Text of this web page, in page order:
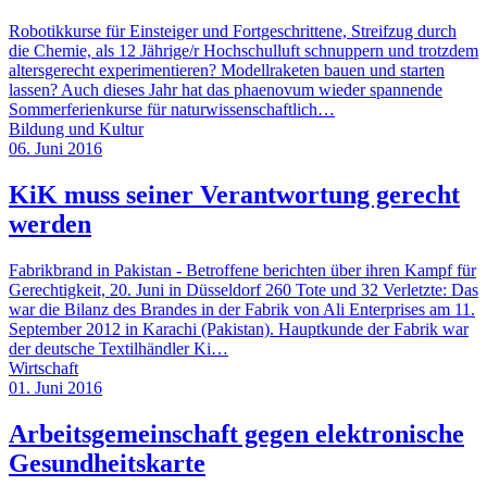
Robotikkurse für Einsteiger und Fortgeschrittene, Streifzug durch
die Chemie, als 12 Jährige/r Hochschulluft schnuppern und trotzdem
altersgerecht experimentieren? Modellraketen bauen und starten
lassen? Auch dieses Jahr hat das phaenovum wieder spannende
Sommerferienkurse für naturwissenschaftlich…
Bildung und Kultur
06. Juni 2016
KiK muss seiner Verantwortung gerecht
werden
Fabrikbrand in Pakistan - Betroffene berichten über ihren Kampf für
Gerechtigkeit, 20. Juni in Düsseldorf 260 Tote und 32 Verletzte: Das
war die Bilanz des Brandes in der Fabrik von Ali Enterprises am 11.
September 2012 in Karachi (Pakistan). Hauptkunde der Fabrik war
der deutsche Textilhändler Ki…
Wirtschaft
01. Juni 2016
Arbeitsgemeinschaft gegen elektronische
Gesundheitskarte